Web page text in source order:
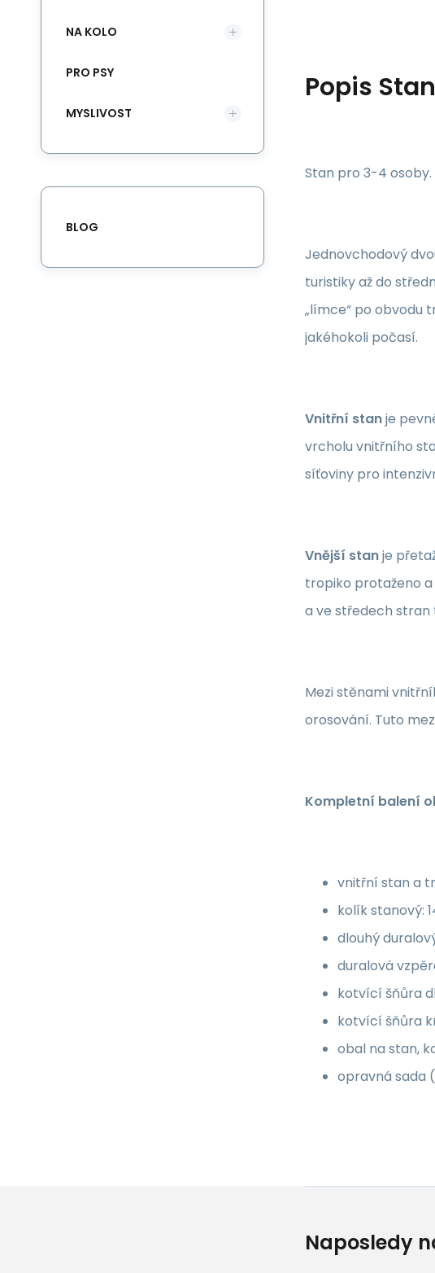
Popis
Stan pro 3-4
Jednovchodový
turistiky až do
„límce“ po obvodu
jakéhokoli počasí.
Vnitřní stanje
vrcholu vnitřního
síťoviny pro
Vnější stanje
tropiko protaženo
a ve středech stran
Mezi stěnami
orosování. Tuto
Kompletní balení
vnitřní stan a
kolík stanový:
dlouhý
duralová
kotvící šňůra
kotvící šňůra
obal na stan,
opravná sada
NA KOLO
PRO PSY
MYSLIVOST
BLOG
Naposledy